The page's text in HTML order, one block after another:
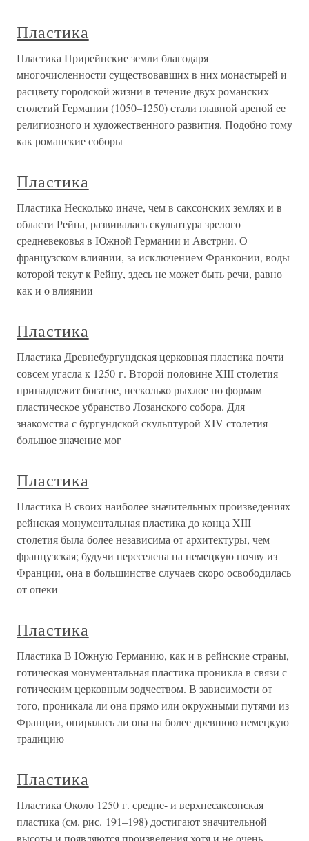
Пластика
Пластика Прирейнские земли благодаря
многочисленности существовавших в них монастырей и
расцвету городской жизни в течение двух романских
столетий Германии (1050–1250) стали главной ареной ее
религиозного и художественного развития. Подобно тому
как романские соборы
Пластика
Пластика Несколько иначе, чем в саксонских землях и в
области Рейна, развивалась скульптура зрелого
средневековья в Южной Германии и Австрии. О
французском влиянии, за исключением Франконии, воды
которой текут к Рейну, здесь не может быть речи, равно
как и о влиянии
Пластика
Пластика Древнебургундская церковная пластика почти
совсем угасла к 1250 г. Второй половине XIII столетия
принадлежит богатое, несколько рыхлое по формам
пластическое убранство Лозанского собора. Для
знакомства с бургундской скульптурой XIV столетия
большое значение мог
Пластика
Пластика В своих наиболее значительных произведениях
рейнская монументальная пластика до конца XIII
столетия была более независима от архитектуры, чем
французская; будучи переселена на немецкую почву из
Франции, она в большинстве случаев скоро освободилась
от опеки
Пластика
Пластика В Южную Германию, как и в рейнские страны,
готическая монументальная пластика проникла в связи с
готическим церковным зодчеством. В зависимости от
того, проникала ли она прямо или окружными путями из
Франции, опиралась ли она на более древнюю немецкую
традицию
Пластика
Пластика Около 1250 г. средне- и верхнесаксонская
пластика (см. рис. 191–198) достигают значительной